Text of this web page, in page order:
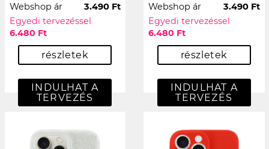
Webshop ár
3.490 Ft
Egyedi tervezéssel
6.480 Ft
részletek
INDULHAT A
TERVEZÉS
Webshop ár
3.490 Ft
Egyedi tervezéssel
6.480 Ft
részletek
INDULHAT A
TERVEZÉS